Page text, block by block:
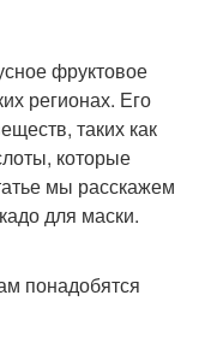
фруктовое
регионах. Его
таких как
которые
мы расскажем
для маски.
понадобятся